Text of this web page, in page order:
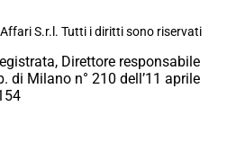
S.r.l. Tutti i diritti sono riservati
Direttore responsabile
di Milano n° 210 dell’11 aprile